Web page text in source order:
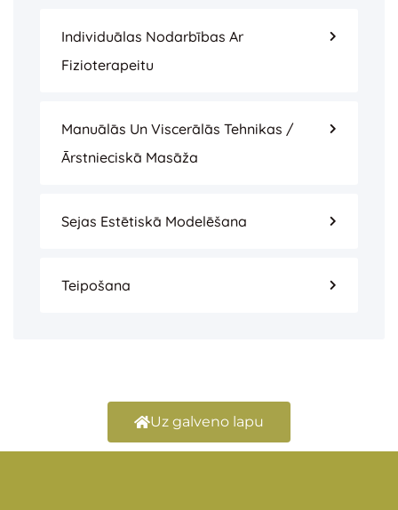
Individuālas Nodarbības Ar
Fizioterapeitu
Manuālās Un Viscerālās Tehnikas /
Ārstnieciskā Masāža
Sejas Estētiskā Modelēšana
Teipošana
Uz galveno lapu